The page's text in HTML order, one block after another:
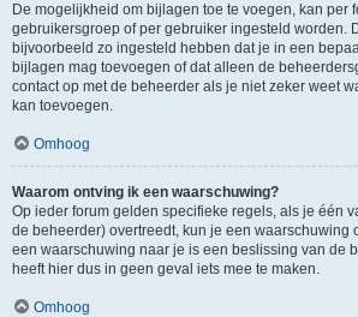
De mogelijkheid om bijlagen toe te voegen, kan per
gebruikersgroep of per gebruiker ingesteld worden.
bijvoorbeeld zo ingesteld hebben dat je in een
bijlagen mag toevoegen of dat alleen de
contact op met de beheerder als je niet zeker weet
kan toevoegen.
Omhoog
Waarom ontving ik een waarschuwing?
Op ieder forum gelden specifieke regels, als je één
de beheerder) overtreedt, kun je een waarschuwing
een waarschuwing naar je is een beslissing van de
heeft hier dus in geen geval iets mee te maken.
Omhoog